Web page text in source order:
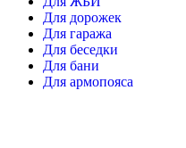
Для дорожек
Для гаража
Для беседки
Для бани
Для армопояса